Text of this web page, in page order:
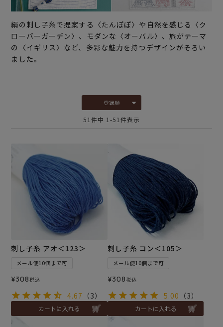
絹の刺し子糸で提案する〈たんぽぽ〉や自然を感じる〈ク
ローバーガーデン〉、モダンな〈オーバル〉、旅がテーマ
の〈イギリス〉など、多彩な魅力を持つデザインがそろい
ました。
登録順
51 件中 1 -51 件表示
刺し子糸 アオ＜123＞
メール便10個まで可
¥308税込
4.67 （3）
カートに入れる
刺し子糸 コン＜105＞
メール便10個まで可
¥308税込
5.00 （3）
カートに入れる